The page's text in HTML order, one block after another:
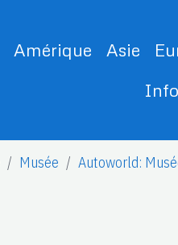
Amérique Asie
Musée
Autoworld: